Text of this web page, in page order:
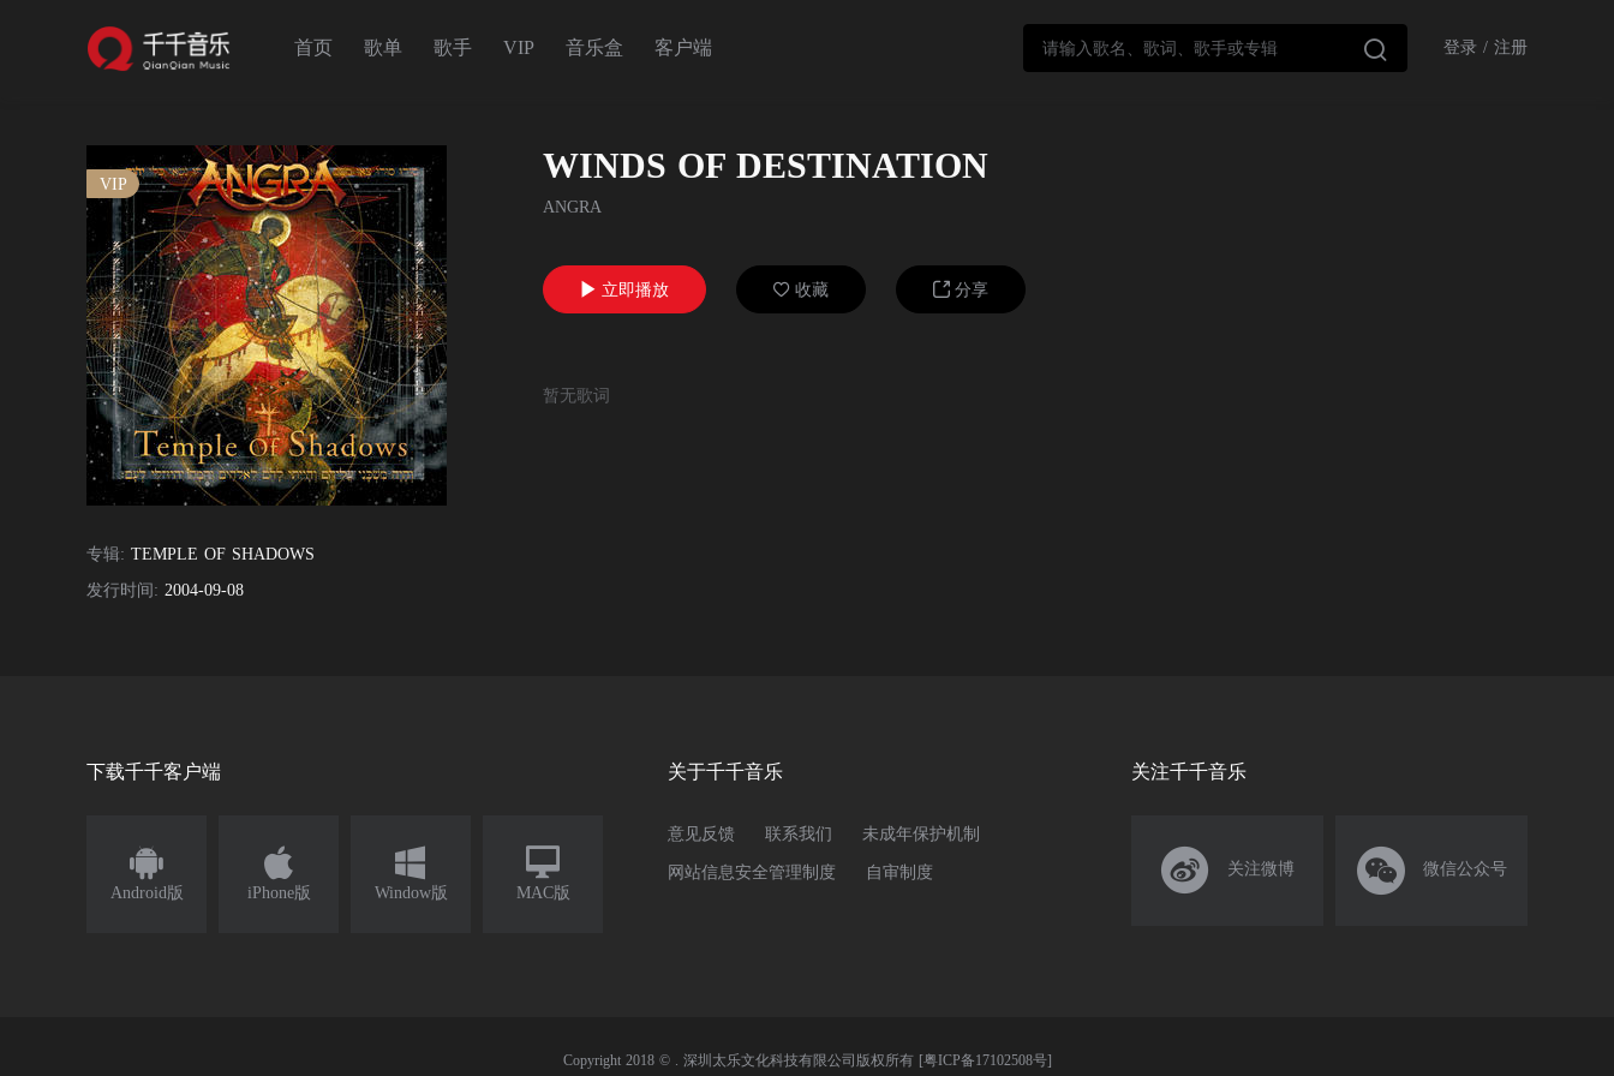
首页 歌单 歌手 VIP 音乐盒 客户端  登录 / 注册
VIP
专辑: TEMPLE OF SHADOWS
发行时间: 2004-09-08
WINDS OF DESTINATION
ANGRA
 立即播放  收藏  分享
暂无歌词
下载千千客户端

Android版

iPhone版

Window版

MAC版
关于千千音乐
意见反馈 联系我们 未成年保护机制
网站信息安全管理制度 自审制度
关注千千音乐
 关注微博  微信公众号
Copyright 2018 © . 深圳太乐文化科技有限公司版权所有 [粤ICP备17102508号]